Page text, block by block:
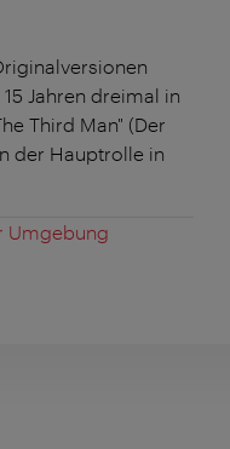
Jahren dreimal in
Third Man" (Der
der Hauptrolle in
Umgebung